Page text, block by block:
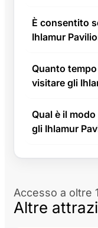
È consentito
Ihlamur
Quanto
visitare gli
Qual è il
gli Ihlamur
Accesso a oltre
Altre